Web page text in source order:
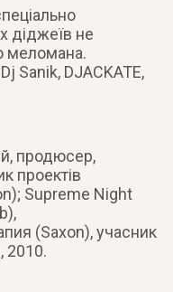
діджеїв не
меломана.
Sanik, DJACKATE,
продюсер,
проектів
Supreme Night
(Saxon), учасник
2010.